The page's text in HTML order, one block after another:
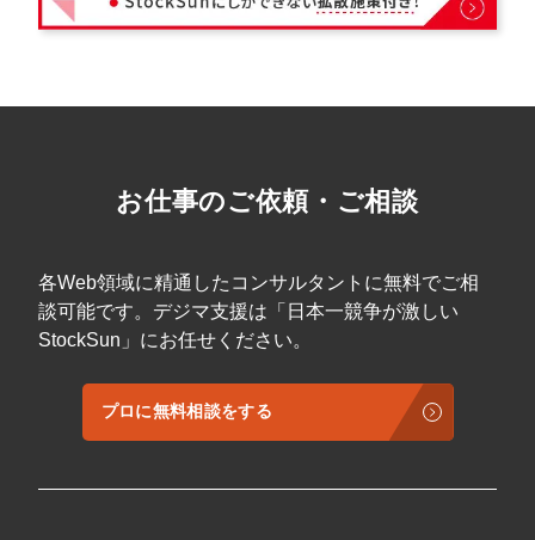
お仕事のご依頼・ご相談
各Web領域に精通したコンサルタントに無料でご相
談可能です。デジマ支援は「日本一競争が激しい
StockSun」にお任せください。
プロに無料相談をする